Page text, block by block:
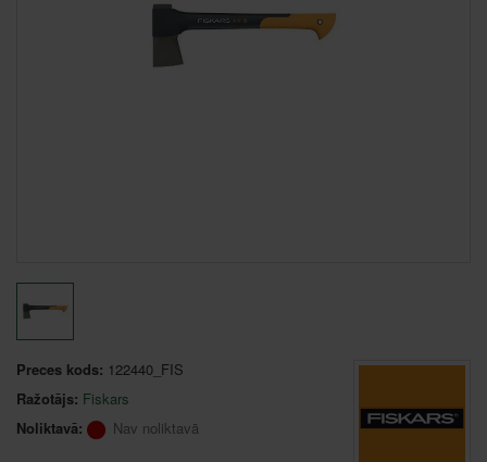
Preces kods: 122440_FIS
Ražotājs: Fiskars
Noliktavā:
Nav noliktavā